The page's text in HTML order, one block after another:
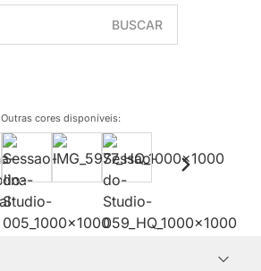
BUSCAR
Outras cores disponíveis: